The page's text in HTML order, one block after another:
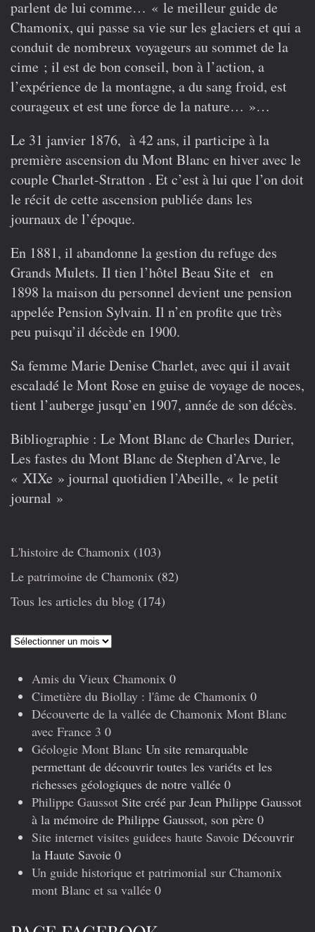
parlent de lui comme… « le meilleur guide de
Chamonix, qui passe sa vie sur les glaciers et qui a
conduit de nombreux voyageurs au sommet de la
cime ; il est de bon conseil, bon à l’action, a
l’expérience de la montagne, a du sang froid, est
courageux et est une force de la nature… »…
Le 31 janvier 1876, à 42 ans, il participe à la
première ascension du Mont Blanc en hiver avec le
couple Charlet-Stratton . Et c’est à lui que l’on doit
le récit de cette ascension publiée dans les
journaux de l’époque.
En 1881, il abandonne la gestion du refuge des
Grands Mulets. Il tien l’hôtel Beau Site et en
1898 la maison du personnel devient une pension
appelée Pension Sylvain. Il n’en profite que très
peu puisqu’il décède en 1900.
Sa femme Marie Denise Charlet, avec qui il avait
escaladé le Mont Rose en guise de voyage de noces,
tient l’auberge jusqu’en 1907, année de son décès.
Bibliographie : Le Mont Blanc de Charles Durier,
Les fastes du Mont Blanc de Stephen d’Arve, le
« XIXe » journal quotidien l’Abeille, « le petit
journal »
L'histoire de Chamonix (103)
Le patrimoine de Chamonix (82)
Tous les articles du blog (174)
Articles
Amis du Vieux Chamonix 0
Cimetière du Biollay : l'âme de Chamonix 0
Découverte de la vallée de Chamonix Mont Blanc
avec France 3 0
Géologie Mont Blanc Un site remarquable
permettant de découvrir toutes les variéts et les
richesses géologiques de notre vallée 0
Philippe Gaussot Site créé par Jean Philippe Gaussot
à la mémoire de Philippe Gaussot, son père 0
Site internet visites guidees haute Savoie Découvrir
la Haute Savoie 0
Un guide historique et patrimonial sur Chamonix
mont Blanc et sa vallée 0